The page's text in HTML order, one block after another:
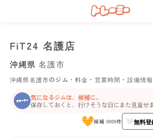
FiT24 名護店
沖縄県 名護市
沖縄県名護市のジム・料金・営業時間・設備情報
気になるジムは、候補に。
保存しておくと、行けそうな日にまた見返せ
候補 0000件 無料